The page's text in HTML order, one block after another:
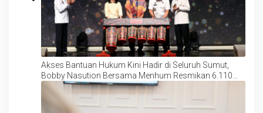
Akses Bantuan Hukum Kini Hadir di Seluruh Sumut,
Bobby Nasution Bersama Menhum Resmikan 6.110
Posbankum